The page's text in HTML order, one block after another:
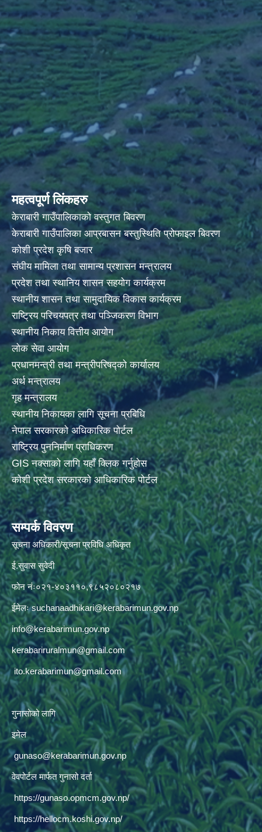
महत्वपूर्ण लिंकहरु
केराबारी गाउँपालिकाको वस्तुगत बिवरण
केराबारी गाउँपालिका आप्रबासन बस्तुस्थिति प्रोफाइल बिवरण
कोशी प्रदेश कृषि बजार
संघीय मामिला तथा सामान्य प्रशासन मन्त्रालय
प्रदेश तथा स्थानिय शासन सहयोग कार्यक्रम
स्थानीय शासन तथा सामुदायिक विकास कार्यक्रम
राष्ट्रिय परिचयपत्र तथा पञ्जिकरण विभाग
स्थानीय निकाय वित्तीय आयोग
लोक सेवा आयोग
प्रधानमन्त्री तथा मन्त्रीपरिषद्को कार्यालय
अर्थ मन्त्रालय
गृह मन्त्रालय
स्थानीय निकायका लागि सूचना प्रबिधि
नेपाल सरकारको अधिकारिक पोर्टल
राष्ट्रिय पुननिर्माण प्राधिकरण
GIS नक्साको लागि यहाँ क्लिक गर्नुहोस
कोशी प्रदेश सरकारको आधिकारिक पोर्टल
सम्पर्क विवरण
सूचना अधिकारी/सूचना प्रविधि अधिकृत
ई.सुवास सुवेदी
फोन नंः०२१-४०३११०,९८५२०८०२१७
ईमेलःsuchanaadhikari@kerabarimun.gov.np
info@kerabarimun.gov.np
kerabariruralmun@gmail.com
ito.kerabarimun@gmail.com
गुनासोको लागि
इमेल
gunaso@kerabarimun.gov.np
वेवपोर्टल मार्फत गुनासो दर्ता
https://gunaso.opmcm.gov.np/
https://hellocm.koshi.gov.np/